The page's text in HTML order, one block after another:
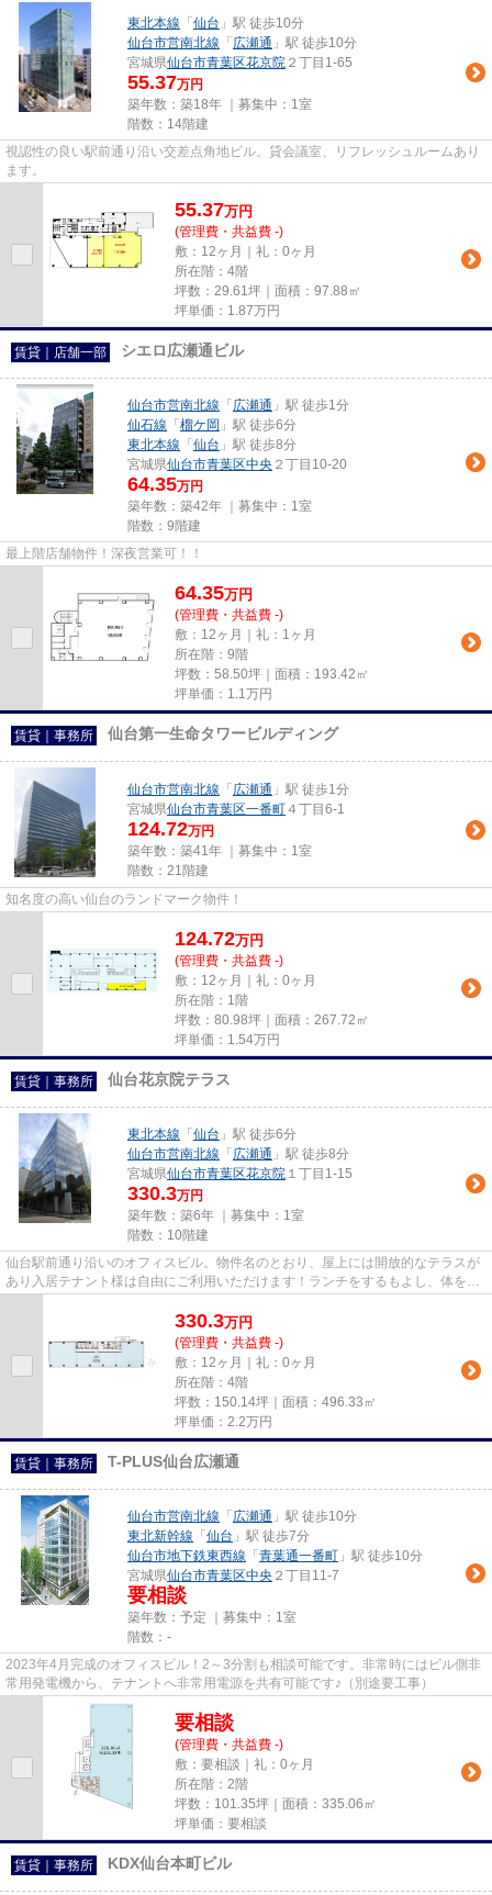
東北本線 「 仙台 」駅 徒歩10分
仙台市営南北線 「 広瀬通 」駅 徒歩10分
宮城県仙台市青葉区花京院 ２丁目1-65
55.37万円
築年数：築18年 ｜募集中： 1室
階数：14階建
視認性の良い駅前通り沿い交差点角地ビル。貸会議室、リフレッシュルームあり
ます。
55.37万円
(管理費・共益費 -)
敷：12ヶ月｜礼：0ヶ月
所在階：4階
坪数：29.61坪｜面積：97.88㎡
坪単価： 1.87万円
賃貸｜店舗一部 シエロ広瀬通ビル
仙台市営南北線 「 広瀬通 」駅 徒歩1分
仙石線 「 榴ケ岡 」駅 徒歩6分
東北本線 「 仙台 」駅 徒歩8分
宮城県仙台市青葉区中央 ２丁目10-20
64.35万円
築年数：築42年 ｜募集中： 1室
階数：9階建
最上階店舗物件！深夜営業可！！
64.35万円
(管理費・共益費 -)
敷：12ヶ月｜礼：1ヶ月
所在階：9階
坪数：58.50坪｜面積：193.42㎡
坪単価： 1.1万円
賃貸｜事務所 仙台第一生命タワービルディング
仙台市営南北線 「 広瀬通 」駅 徒歩1分
宮城県仙台市青葉区一番町 ４丁目6-1
124.72万円
築年数：築41年 ｜募集中： 1室
階数：21階建
知名度の高い仙台のランドマーク物件！
124.72万円
(管理費・共益費 -)
敷：12ヶ月｜礼：0ヶ月
所在階：1階
坪数：80.98坪｜面積：267.72㎡
坪単価： 1.54万円
賃貸｜事務所 仙台花京院テラス
東北本線 「 仙台 」駅 徒歩6分
仙台市営南北線 「 広瀬通 」駅 徒歩8分
宮城県仙台市青葉区花京院 １丁目1-15
330.3万円
築年数：築6年 ｜募集中： 1室
階数：10階建
仙台駅前通り沿いのオフィスビル。物件名のとおり、屋上には開放的なテラスが
あり入居テナント様は自由にご利用いただけます！ランチをするもよし、体を伸
330.3万円
(管理費・共益費 -)
敷：12ヶ月｜礼：0ヶ月
所在階：4階
坪数：150.14坪｜面積：496.33㎡
坪単価： 2.2万円
賃貸｜事務所 T-PLUS仙台広瀬通
仙台市営南北線 「 広瀬通 」駅 徒歩10分
東北新幹線 「 仙台 」駅 徒歩7分
仙台市地下鉄東西線 「 青葉通一番町 」駅 徒歩10分
宮城県仙台市青葉区中央 ２丁目11-7
要相談
築年数：予定 ｜募集中： 1室
階数：-
2023年4月完成のオフィスビル！2～3分割も相談可能です。非常時にはビル側非
常用発電機から、テナントへ非常用電源を共有可能です♪（別途要工事）
要相談
(管理費・共益費 -)
敷：要相談｜礼：0ヶ月
所在階：2階
坪数：101.35坪｜面積：335.06㎡
坪単価：要相談
賃貸｜事務所 KDX仙台本町ビル